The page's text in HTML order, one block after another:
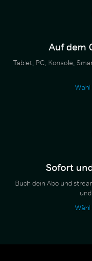
Auf dem
Tablet, PC, Konsole,
Sofort
Buch dein Abo und